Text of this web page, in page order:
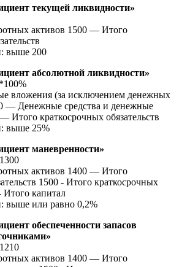
текущей ликвидности»
активов 1500 — Итого
выше 200
абсолютной ликвидности»
вложения (за исключением денежных
— Денежные средства и денежные
Итого краткосрочных обязательств
выше 25%
маневренности»
активов 1400 — Итого
1500 - Итого краткосрочных
Итого капитал
выше или равно 0,2%
обеспеченности запасов
активов 1400 — Итого